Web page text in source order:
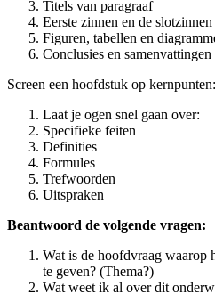
Titels van paragraaf
Eerste zinnen en de
Figuren, tabellen en
Conclusies en samenvattingen
Screen een hoofdstuk op kernpunten:
Laat je ogen snel gaan over:
Specifieke feiten
Definities
Formules
Trefwoorden
Uitspraken
Beantwoord de volgende vragen:
Wat is de hoofdvraag waarop
te geven? (Thema?)
Wat weet ik al over dit